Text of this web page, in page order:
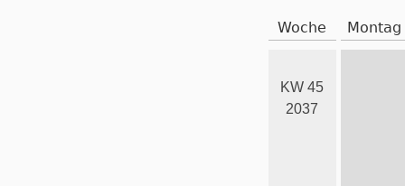
Woche Montag
KW 45
2037